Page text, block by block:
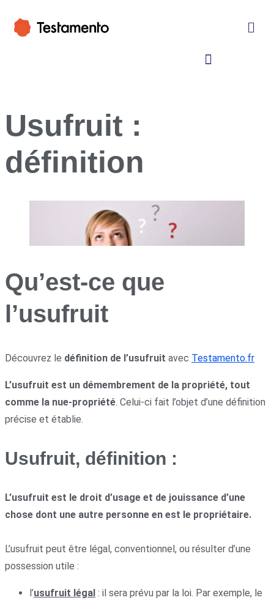
Usufruit :
définition
Qu’est-ce que
l’usufruit
Découvrez le définition de l’usufruit avec Testamento.fr
L’usufruit est un démembrement de la propriété, tout
comme la nue-propriété. Celui-ci fait l’objet d’une définition
précise et établie.
Usufruit, définition :
L’usufruit est le droit d’usage et de jouissance d’une
chose dont une autre personne en est le propriétaire.
L’usufruit peut être légal, conventionnel, ou résulter d’une
possession utile :
l’usufruit légal : il sera prévu par la loi. Par exemple, le